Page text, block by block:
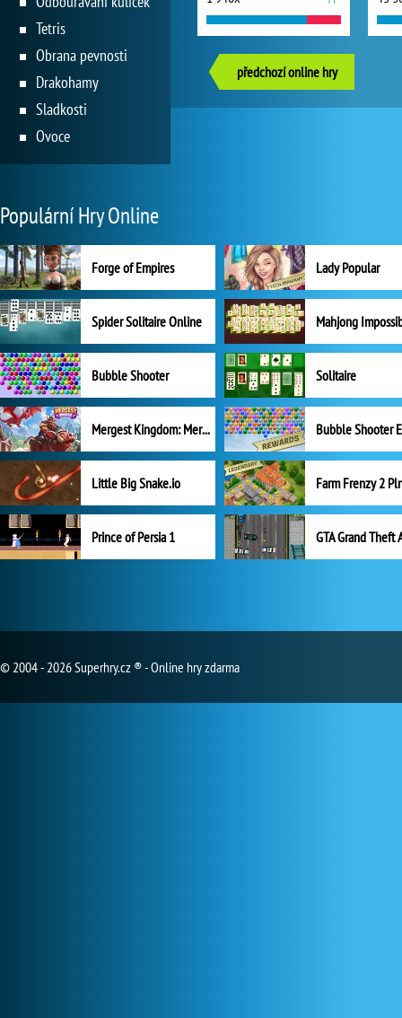
předchozí online hry
Tetris
Obrana pevnosti
Drakohamy
Sladkosti
Ovoce
Populární Hry Online
Forge of Empires Lady Popular
Spider Solitaire Online Mahjong
Bubble Shooter Solitaire
Mergest Kingdom: Merge Puzzle
Little Big Snake.io
Prince of Persia 1 GTA Grand Theft
© 2004 - 2026 Superhry.cz ® - Online hry zdarma